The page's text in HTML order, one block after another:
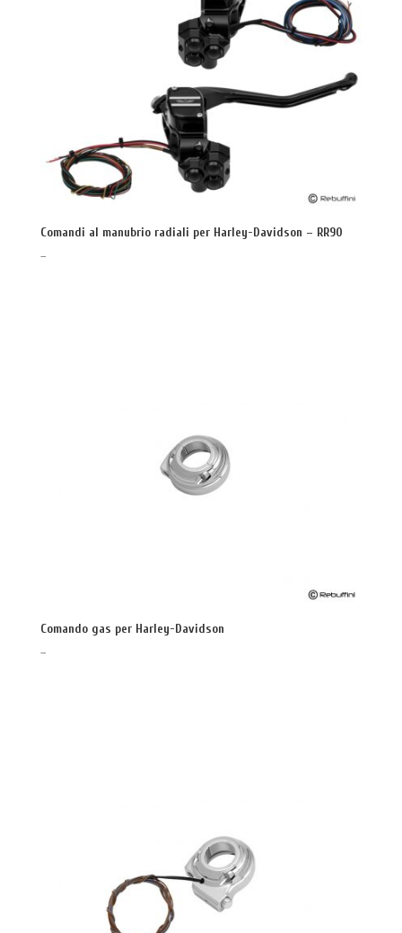
Comandi al manubrio radiali per Harley-Davidson – RR90
–
Comando gas per Harley-Davidson
–